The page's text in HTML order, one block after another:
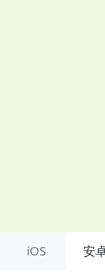
iOS 安